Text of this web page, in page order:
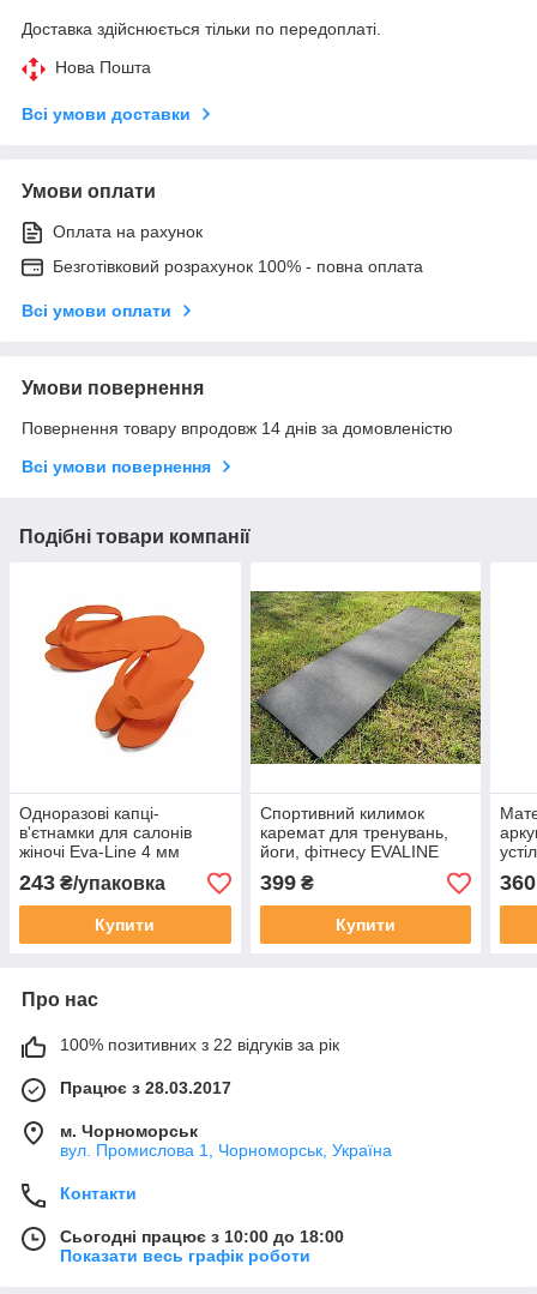
Доставка здійснюється тільки по передоплаті.
Нова Пошта
Всі умови доставки
Умови оплати
Оплата на рахунок
Безготівковий розрахунок 100% - повна оплата
Всі умови оплати
Умови повернення
Повернення товару впродовж 14 днів за домовленістю
Всі умови повернення
Подібні товари компанії
Одноразові капці-
в'єтнамки для салонів
жіночі Eva-Line 4 мм
размер 38-39 - УПАКОВКА
12 пар
243 ₴/упаковка
Купити
Спортивний килимок
каремат для тренувань,
йоги, фітнесу EVALINE
SLIM 1850*550*5 мм
чорний
399₴
Купити
Line
мм
360
Про нас
100% позитивних з 22 відгуків за рік
Працює з 28.03.2017
м. Чорноморськ
вул. Промислова 1, Чорноморськ, Україна
Контакти
Сьогодні працює з 10:00 до 18:00
Показати весь графік роботи